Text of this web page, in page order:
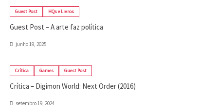
Guest Post HQs e Livros
Guest Post – A arte faz política
junho 19, 2025
Crítica Games Guest Post
Crítica – Digimon World: Next Order (2016)
setembro 19, 2024